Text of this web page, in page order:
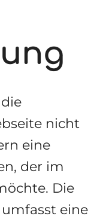
nicht
eine
der im
Die
eine